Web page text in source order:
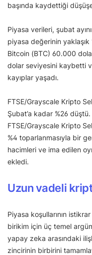
başında kaydettiği
Piyasa verileri, şubat
piyasa değerinin
Bitcoin (BTC) 60.000
dolar seviyesini kaybetti
kayıplar yaşadı.
FTSE/Grayscale Kripto
Şubat’a kadar %26
FTSE/Grayscale Kripto
%4 toparlanmasıyla bir
hacimleri ve ima edilen
ekledi.
Uzun vadeli
Piyasa koşullarının
birikim için üç temel
yapay zeka arasındaki
zincirinin birbirini